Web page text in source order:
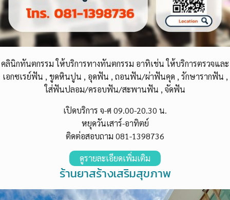
คลินิกทันตกรรมให้บริการทางทันตกรรม อาทิเช่น ให้บริการตรวจและ
เอกซเรย์ฟัน , ขูดหินปูน , อุดฟัน , ถอนฟัน/ผ่าฟันคุด , รักษารากฟัน ,
ใส่ฟันปลอม/ครอบฟัน/สะพานฟัน , จัดฟัน
เปิดบริการ จ-ศ 09.00-20.30 น.
หยุดวันเสาร์-อาทิตย์
ติดต่อสอบถาม 081-1398736
ดูรายละเอียดเพิ่มเติม
ร้านยาสร้างเสริมสุขภาพ